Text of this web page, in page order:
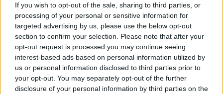
If you wish to opt-out of the sale, sharing to third parties, or
processing of your personal or sensitive information for
targeted advertising by us, please use the below opt-out
section to confirm your selection. Please note that after your
opt-out request is processed you may continue seeing
interest-based ads based on personal information utilized by
us or personal information disclosed to third parties prior to
your opt-out. You may separately opt-out of the further
disclosure of your personal information by third parties on the